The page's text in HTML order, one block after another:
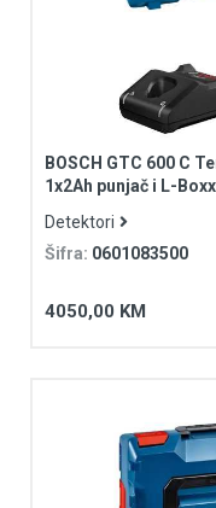
BOSCH GTC 600 C
1x2Ah punjač i L-
Detektori
Šifra: 0601083500
4050,00 KM